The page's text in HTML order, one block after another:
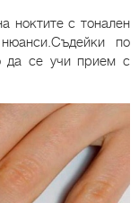
ноктите с тонален
по
да се учи прием с